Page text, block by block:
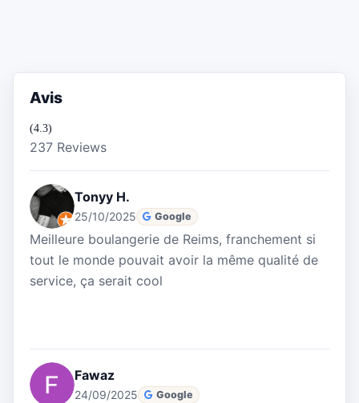
Avis
(4.3)
237 Reviews
Tonyy H.
25/10/2025 Google
Meilleure boulangerie de Reims, franchement si
tout le monde pouvait avoir la même qualité de
service, ça serait cool
Fawaz
24/09/2025 Google